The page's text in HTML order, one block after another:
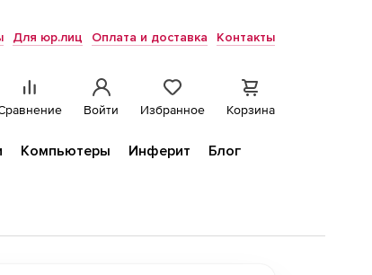
Для юр.лиц Оплата и доставка Контакты
Войти Избранное Корзина
Компьютеры Инферит
Блог